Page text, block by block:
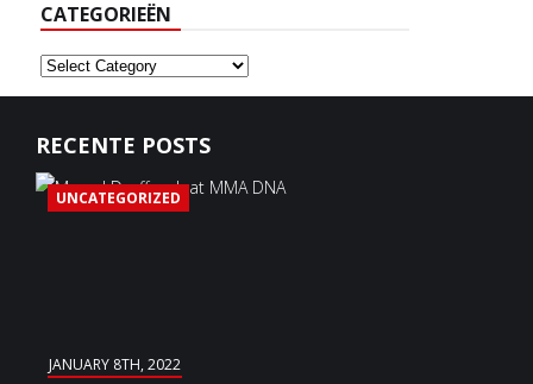
CATEGORIEËN
Categorieën
RECENTE POSTS
UNCATEGORIZED
JANUARY 8TH, 2022